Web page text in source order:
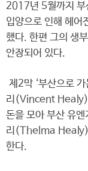
2017년 5월까지 부
입양으로 인해 헤
했다. 한편 그의 생
안장되어 있다.
제2막 ‘부산으로
리(Vincent Healy)
돈을 모아 부산 유
리(Thelma Healy)
한다.